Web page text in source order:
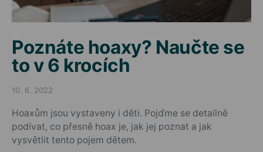
Poznáte hoaxy? Naučte se
to v 6 krocích
Posted on
10. 6. 2022
Hoaxům jsou vystaveny i děti. Pojďme se detailně
podívat, co přesně hoax je, jak jej poznat a jak
vysvětlit tento pojem dětem.